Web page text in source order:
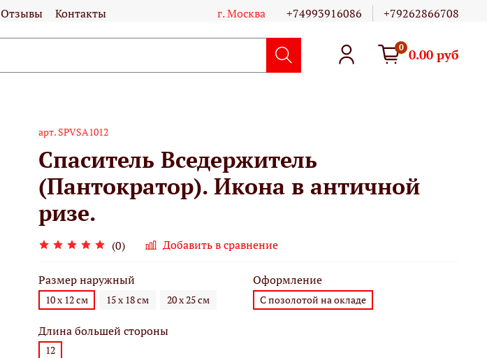
Отзывы Контакты г. Москва +74993916086 +79262866708
0 0.00 руб
арт. SPVSA1012
Спаситель Вседержитель
(Пантократор). Икона в античной
ризе.
(0) Добавить в сравнение
Размер наружный
10 х 12 см 15 х 18 см 20 х 25 см
Оформление
С позолотой на окладе
Длина большей стороны
12